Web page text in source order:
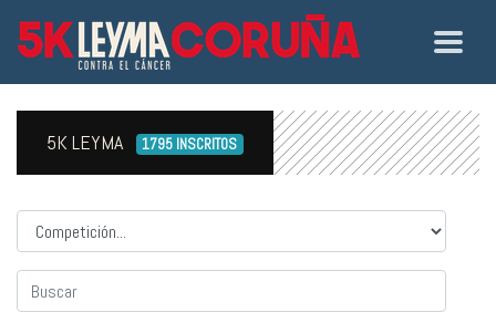
5K LEYMA 1795 INSCRITOS
Competicion